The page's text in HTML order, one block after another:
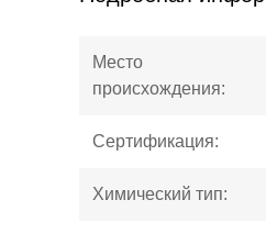
Место
происхождения:
Сертификация:
Химический тип: